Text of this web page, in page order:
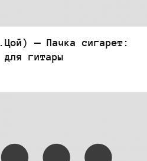
— Пачка сигарет:
для гитары